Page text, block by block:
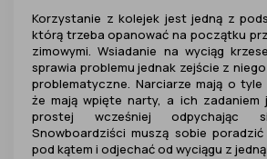
Korzystanie z kolejek jest jedną z
którą trzeba opanować na początku
zimowymi. Wsiadanie na wyciąg
sprawia problemu jednak zejście z
problematyczne. Narciarze mają o tyle
że mają wpięte narty, a ich zadaniem
prostej wcześniej odpychając
Snowboardziści muszą sobie
pod kątem i odjechać od wyciągu z